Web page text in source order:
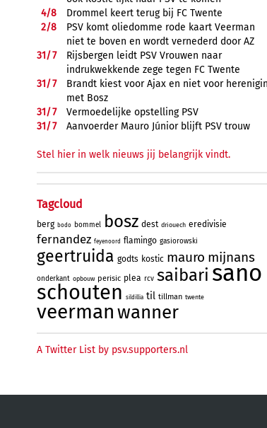
4/8
Drommel keert terug bij FC Twente
2/8
PSV komt oliedomme rode kaart Veerman
niet te boven en wordt vernederd door AZ
31/7
Rijsbergen leidt PSV Vrouwen naar
indrukwekkende zege tegen FC Twente
31/7
Brandt kiest voor Ajax en niet voor
met Bosz
31/7
Vermoedelijke opstelling PSV
31/7 Aanvoerder Mauro Júnior blijft PSV trouw
Stel hier in welk nieuws jij belangrijk vindt.
Tagcloud
berg bodo bommel bosz dest driouech eredivisie
fernandez feyenoord flamingo gasiorowski
geertruida godts kostic mauro mijnans
onderkant opbouw perisic plea rcv saibari sano
schouten sildillia til tillman twente
veermanwanner
A Twitter List by psv.supporters.nl